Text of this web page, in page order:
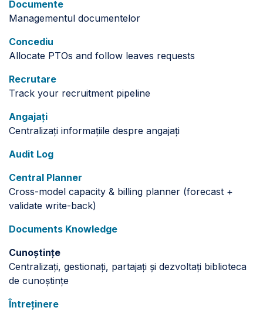
Documente
Managementul documentelor
Concediu
Allocate PTOs and follow leaves requests
Recrutare
Track your recruitment pipeline
Angajați
Centralizați informațiile despre angajați
Audit Log
Central Planner
Cross-model capacity & billing planner (forecast +
validate write-back)
Documents Knowledge
Cunoștințe
Centralizați, gestionați, partajați și dezvoltați biblioteca
de cunoștințe
Întreținere